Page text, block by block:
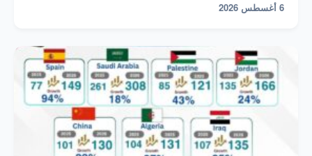
6 أغسطس 2026